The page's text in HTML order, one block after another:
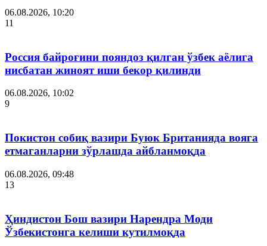
06.08.2026, 10:20
11
Россия байроғини пояндоз қилган ўзбек аёлига
нисбатан жиноят иши бекор қилинди
06.08.2026, 10:02
9
Покистон собиқ вазири Буюк Британияда вояга
етмаганларни зўрлашда айбланмоқда
06.08.2026, 09:48
13
Ҳиндистон Бош вазири Нарендра Моди
Ўзбекистонга келиши кутилмоқда